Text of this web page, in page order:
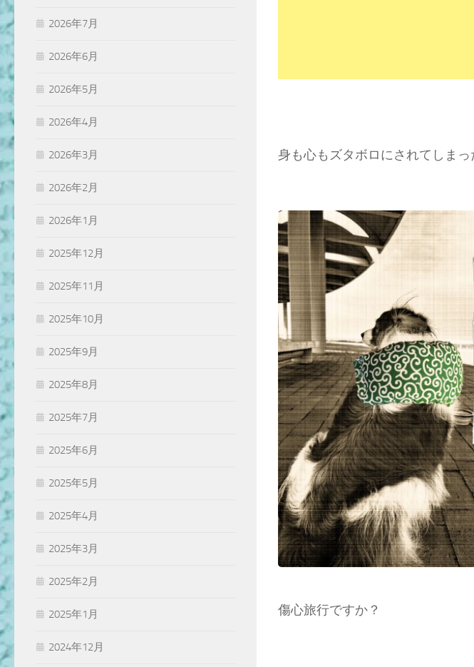
身も心もズタボロにされてしまっ
傷心旅行ですか？
2026年7月
2026年6月
2026年5月
2026年4月
2026年3月
2026年2月
2026年1月
2025年12月
2025年11月
2025年10月
2025年9月
2025年8月
2025年7月
2025年6月
2025年5月
2025年4月
2025年3月
2025年2月
2025年1月
2024年12月